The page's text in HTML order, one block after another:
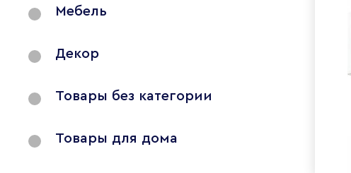
Мебель
Декор
Товары без категории
Товары для дома